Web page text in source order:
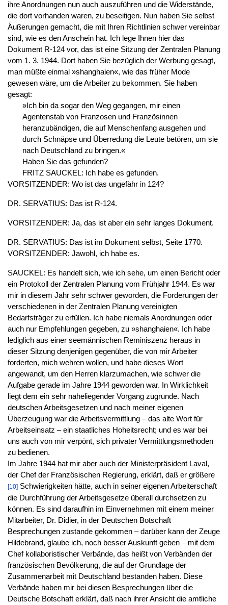
ihre Anordnungen nun auch auszuführen und die Widerstände,
die dort vorhanden waren, zu beseitigen. Nun haben Sie selbst
Äußerungen gemacht, die mit Ihren Richtlinien schwer vereinbar
sind, wie es den Anschein hat. Ich lege Ihnen hier das
Dokument R-124 vor, das ist eine Sitzung der Zentralen Planung
vom 1. 3. 1944. Dort haben Sie bezüglich der Werbung gesagt,
man müßte einmal »shanghaien«, wie das früher Mode
gewesen wäre, um die Arbeiter zu bekommen. Sie haben
gesagt:
»Ich bin da sogar den Weg gegangen, mir einen
Agentenstab von Franzosen und Französinnen
heranzubändigen, die auf Menschenfang ausgehen und
durch Schnäpse und Überredung die Leute betören, um sie
nach Deutschland zu bringen.«
Haben Sie das gefunden?
FRITZ SAUCKEL: Ich habe es gefunden.
VORSITZENDER: Wo ist das ungefähr in 124?
DR. SERVATIUS: Das ist R-124.
VORSITZENDER: Ja, das ist aber ein sehr langes Dokument.
DR. SERVATIUS: Das ist im Dokument selbst, Seite 1770.
VORSITZENDER: Jawohl, ich habe es.
SAUCKEL: Es handelt sich, wie ich sehe, um einen Bericht oder
ein Protokoll der Zentralen Planung vom Frühjahr 1944. Es war
mir in diesem Jahr sehr schwer geworden, die Forderungen der
verschiedenen in der Zentralen Planung vereinigten
Bedarfsträger zu erfüllen. Ich habe niemals Anordnungen oder
auch nur Empfehlungen gegeben, zu »shanghaien«. Ich habe
lediglich aus einer seemännischen Reminiszenz heraus in
dieser Sitzung denjenigen gegenüber, die von mir Arbeiter
forderten, mich wehren wollen, und habe dieses Wort
angewandt, um den Herren klarzumachen, wie schwer die
Aufgabe gerade im Jahre 1944 geworden war. In Wirklichkeit
liegt dem ein sehr naheliegender Vorgang zugrunde. Nach
deutschen Arbeitsgesetzen und nach meiner eigenen
Überzeugung war die Arbeitsvermittlung – das alte Wort für
Arbeitseinsatz – ein staatliches Hoheitsrecht; und es war bei
uns auch von mir verpönt, sich privater Vermittlungsmethoden
zu bedienen.
Im Jahre 1944 hat mir aber auch der Ministerpräsident Laval,
der Chef der Französischen Regierung, erklärt, daß er größere
[10]Schwierigkeiten hätte, auch in seiner eigenen Arbeiterschaft
die Durchführung der Arbeitsgesetze überall durchsetzen zu
können. Es sind daraufhin im Einvernehmen mit einem meiner
Mitarbeiter, Dr. Didier, in der Deutschen Botschaft
Besprechungen zustande gekommen – darüber kann der Zeuge
Hildebrand, glaube ich, noch besser Auskunft geben – mit dem
Chef kollaboristischer Verbände, das heißt von Verbänden der
französischen Bevölkerung, die auf der Grundlage der
Zusammenarbeit mit Deutschland bestanden haben. Diese
Verbände haben mir bei diesen Besprechungen über die
Deutsche Botschaft erklärt, daß nach ihrer Ansicht die amtliche